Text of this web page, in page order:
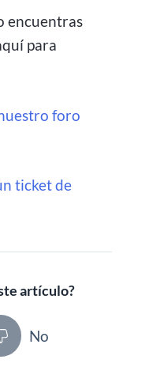
encuentras
para
foro
ticket de
artículo?
No